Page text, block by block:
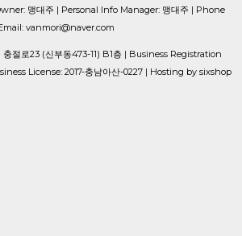
맹대주 | Personal Info Manager: 맹대주 | Phone
vanmori@naver.com
절로23 (신부동473-11) B1층 | Business Registration
License: 2017-충남아산-0227 | Hosting by sixshop